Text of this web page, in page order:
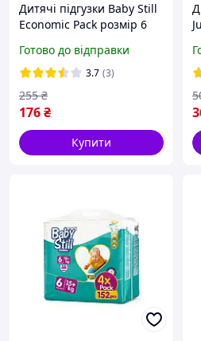
Дитячі підгузки Baby Still
Economic Pack розмір 6
для новонароджених
одноразові
Готово до відправки
3.7 (3)
176₴
255 ₴
Купити